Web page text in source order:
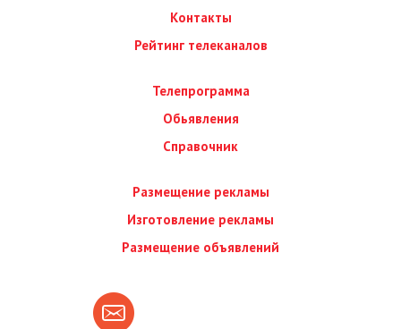
Контакты
Рейтинг телеканалов
Телепрограмма
Обьявления
Справочник
Размещение рекламы
Изготовление рекламы
Размещение объявлений